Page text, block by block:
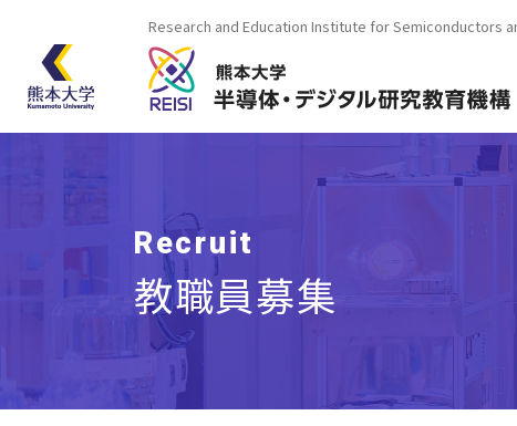
Research and Education Institute for Semiconductors
Recruit
教職員募集